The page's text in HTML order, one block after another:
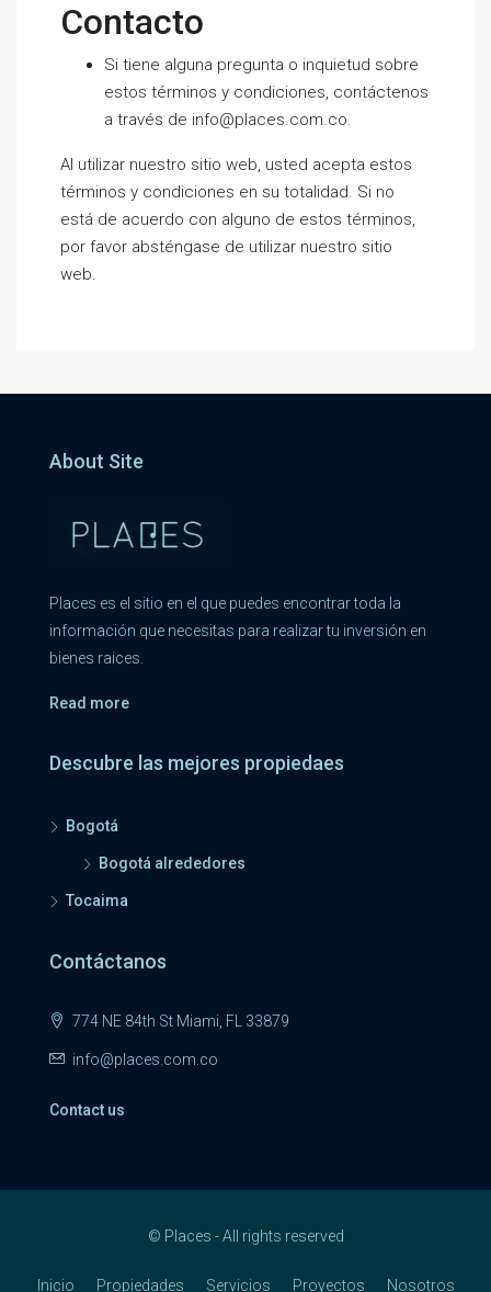
Contacto
Si tiene alguna pregunta o inquietud sobre
estos términos y condiciones, contáctenos
a través de info@places.com.co.
Al utilizar nuestro sitio web, usted acepta estos
términos y condiciones en su totalidad. Si no
está de acuerdo con alguno de estos términos,
por favor absténgase de utilizar nuestro sitio
web.
About Site
Places es el sitio en el que puedes encontrar toda la
información que necesitas para realizar tu inversión en
bienes raices.
Read more
Descubre las mejores propiedaes
Bogotá
Bogotá alrededores
Tocaima
Contáctanos
774 NE 84th St Miami, FL 33879
info@places.com.co
Contact us
© Places - All rights reserved
Inicio Propiedades Servicios Proyectos Nosotros